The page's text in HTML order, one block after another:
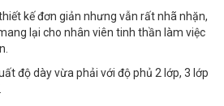
kế đơn giản nhưng vẫn rất nhã nhặn,
lại cho nhân viên tinh thần làm việc
độ dày vừa phải với độ phủ 2 lớp, 3 lớp